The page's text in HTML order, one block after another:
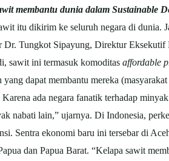
membantu dunia dalam Sustainable
itu dikirim ke seluruh negara di dunia.
Dr. Tungkot Sipayung, Direktur
sawit ini termasuk komoditas affordable
yang dapat membantu mereka
ada negara fanatik terhadap
nabati lain,” ujarnya. Di Indonesia,
Sentra ekonomi baru ini tersebar di
dan Papua Barat. “Kelapa sawit